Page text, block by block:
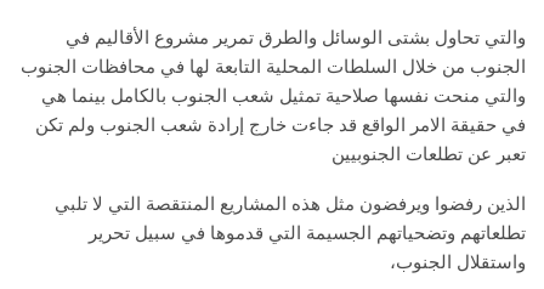
والتي تحاول بشتى الوسائل والطرق تمرير مشروع الأقاليم في
الجنوب من خلال السلطات المحلية التابعة لها في محافظات الجنوب
والتي منحت نفسها صلاحية تمثيل شعب الجنوب بالكامل بينما هي
في حقيقة الامر الواقع قد جاءت خارج إرادة شعب الجنوب ولم تكن
تعبر عن تطلعات الجنوبيين
الذين رفضوا ويرفضون مثل هذه المشاريع المنتقصة التي لا تلبي
تطلعاتهم وتضحياتهم الجسيمة التي قدموها في سبيل تحرير
واستقلال الجنوب،